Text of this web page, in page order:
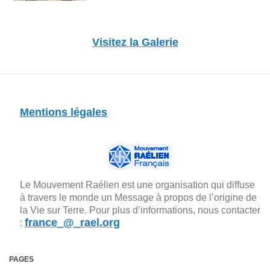
Visitez la Galerie
Mentions légales
Le Mouvement Raélien est une organisation qui diffuse
à travers le monde un Message à propos de l’origine de
la Vie sur Terre. Pour plus d’informations, nous contacter
: france_@_rael.org
PAGES